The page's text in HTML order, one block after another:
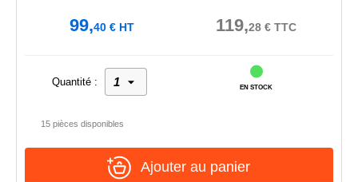
99,40€HT 119,28 € TTC
Quantité :
EN STOCK
15 pièces disponibles
Ajouter au panier